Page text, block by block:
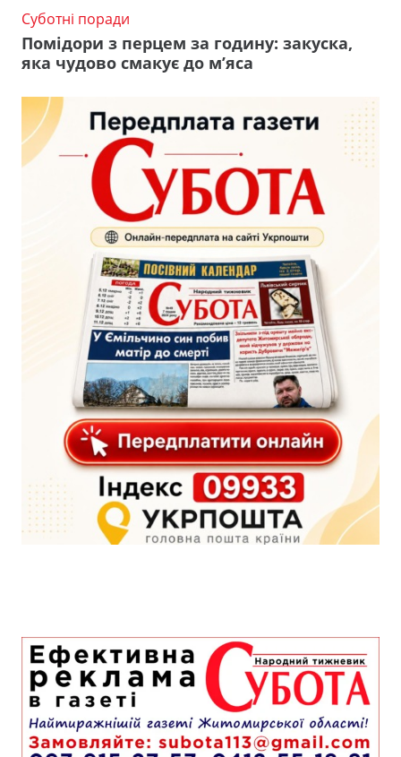
Суботні поради
Помідори з перцем за годину: закуска,
яка чудово смакує до м’яса